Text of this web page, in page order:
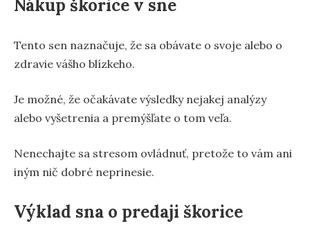
Nákup škorice v sne
Tento sen naznačuje, že sa obávate o svoje alebo o
zdravie vášho blízkeho.
Je možné, že očakávate výsledky nejakej analýzy
alebo vyšetrenia a premýšľate o tom veľa.
Nenechajte sa stresom ovládnuť, pretože to vám ani
iným nič dobré neprinesie.
Výklad sna o predaji škorice